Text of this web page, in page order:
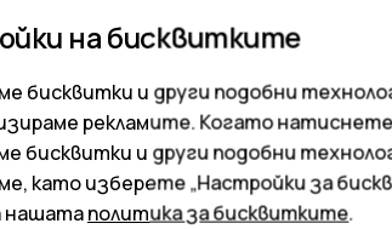
Полезен ли
Да Не
на бисквитките
бисквитки и други подобни
рекламите. Когато
бисквитки и други подобни
като изберете „Настройки за
нашатаполитика за бисквитките.